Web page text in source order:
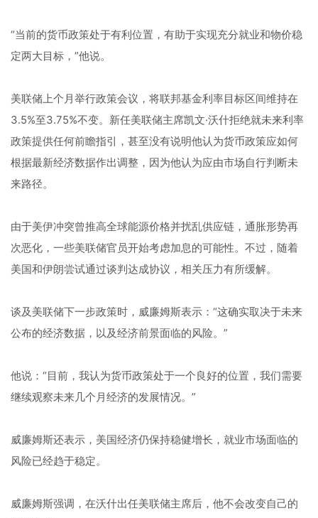
“当前的货币政策处于有利位置，有助于实现充分就业和物价稳
定两大目标，”他说。
美联储上个月举行政策会议，将联邦基金利率目标区间维持在
3.5%至3.75%不变。新任美联储主席凯文·沃什拒绝就未来利率
政策提供任何前瞻指引，甚至没有说明他认为货币政策应如何
根据最新经济数据作出调整，因为他认为应由市场自行判断未
来路径。
由于美伊冲突曾推高全球能源价格并扰乱供应链，通胀形势再
次恶化，一些美联储官员开始考虑加息的可能性。不过，随着
美国和伊朗尝试通过谈判达成协议，相关压力有所缓解。
谈及美联储下一步政策时，威廉姆斯表示：“这确实取决于未来
公布的经济数据，以及经济前景面临的风险。”
他说：“目前，我认为货币政策处于一个良好的位置，我们需要
继续观察未来几个月经济的发展情况。”
威廉姆斯还表示，美国经济仍保持稳健增长，就业市场面临的
风险已经趋于稳定。
威廉姆斯强调，在沃什出任美联储主席后，他不会改变自己的